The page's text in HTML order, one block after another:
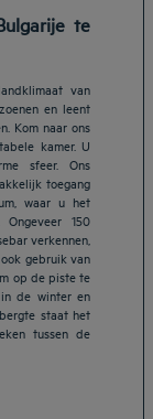
te
van
en leent
Kom naar ons
kamer. U
sfeer. Ons
toegang
waar u het
150
verkennen,
gebruik van
op de piste te
de winter en
staat het
tussen de